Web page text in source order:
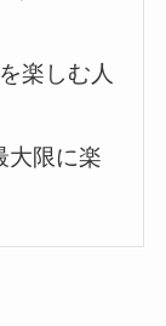
楽しむ人
大限に楽